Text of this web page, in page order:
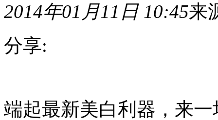
2014年01月11日 10:45来
分享:
最
新
端起最新美白利器，来